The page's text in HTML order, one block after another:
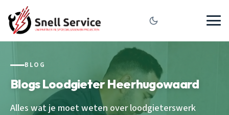
BLOG
Blogs Loodgieter Heerhugowaard
Alles wat je moet weten over loodgieterswerk